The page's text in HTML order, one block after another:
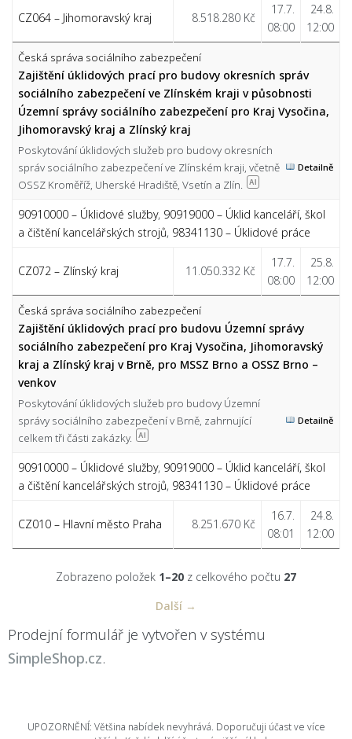
CZ064 – Jihomoravský kraj 8.518.280 Kč
17.7.
08:00
24.8.
12:00
Česká správa sociálního zabezpečení
Zajištění úklidových prací pro budovy okresních správ
sociálního zabezpečení ve Zlínském kraji v působnosti
Územní správy sociálního zabezpečení pro Kraj Vysočina,
Jihomoravský kraj a Zlínský kraj
Poskytování úklidových služeb pro budovy okresních
správ sociálního zabezpečení ve Zlínském kraji, včetně
OSSZ Kroměříž, Uherské Hradiště, Vsetín a Zlín.
AI
Detailně
90910000 – Úklidové služby, 90919000 – Úklid kanceláří, škol
a čištění kancelářských strojů, 98341130 – Úklidové práce
CZ072 – Zlínský kraj 11.050.332 Kč
17.7.
08:00
25.8.
12:00
Česká správa sociálního zabezpečení
Zajištění úklidových prací pro budovu Územní správy
sociálního zabezpečení pro Kraj Vysočina, Jihomoravský
kraj a Zlínský kraj v Brně, pro MSSZ Brno a OSSZ Brno –
venkov
Poskytování úklidových služeb pro budovy Územní
správy sociálního zabezpečení v Brně, zahrnující
celkem tři části zakázky.
AI
Detailně
90910000 – Úklidové služby, 90919000 – Úklid kanceláří, škol
a čištění kancelářských strojů, 98341130 – Úklidové práce
CZ010 – Hlavní město Praha 8.251.670 Kč
16.7.
08:01
24.8.
12:00
Zobrazeno položek 1–20 z celkového počtu 27
Další →
Prodejní formulář je vytvořen v systému
SimpleShop.cz.
UPOZORNĚNÍ: Většina nabídek nevyhrává. Doporučuji účast ve více